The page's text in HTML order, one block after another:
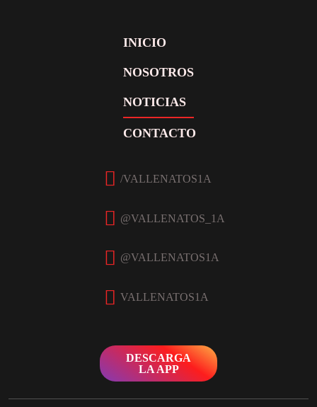
INICIO
NOSOTROS
NOTICIAS
CONTACTO
DESCARGA
LA APP